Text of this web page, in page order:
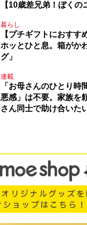
【10歳差兄弟！ぼくの
暮らし
【プチギフトにおすす
ホッとひと息。箱がか
グ」
連載
「お母さんのひとり時
悪感」は不要。家族を
さん同士で助け合いた